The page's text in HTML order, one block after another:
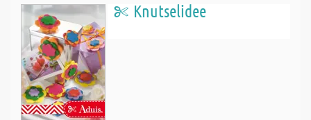
Knutselidee